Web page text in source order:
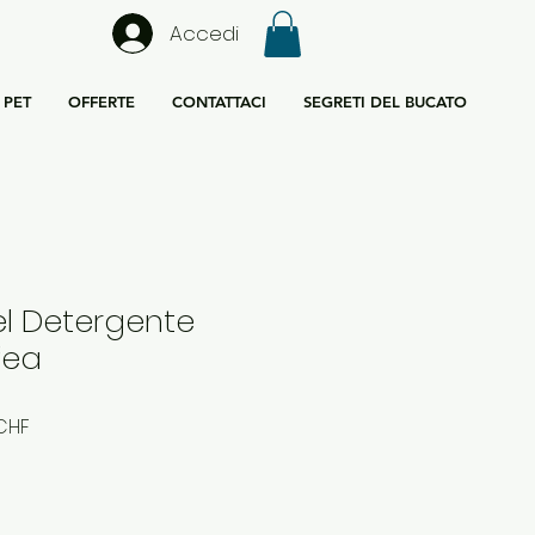
Accedi
PET OFFERTE CONTATTACI SEGRETI DEL BUCATO
Detergente